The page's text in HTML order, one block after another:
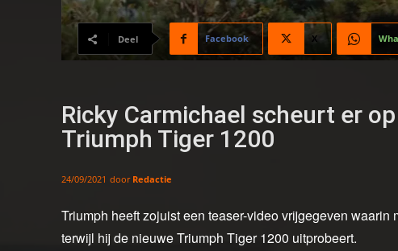
Deel Facebook X
Ricky Carmichael scheurt er
Triumph Tiger 1200
24/09/2021 door Redactie
Triumph heeft zojuist een teaser-video vrijgegeven
terwijl hij de nieuwe Triumph Tiger 1200 uitprobeert.